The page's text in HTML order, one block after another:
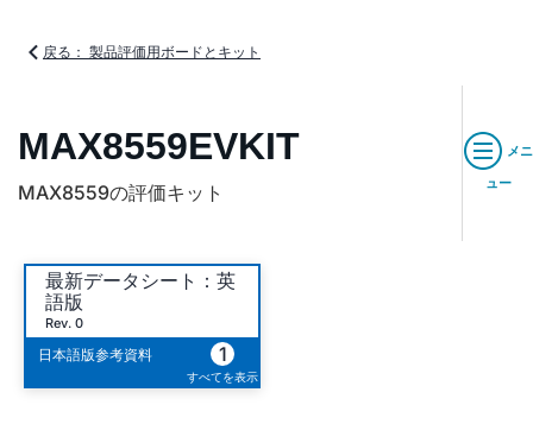
戻る： 製品評価用ボードとキット
MAX8559EVKIT
MAX8559の評価キット
メニ
ュー
最新データシート：英
語版
Rev. 0
日本語版参考資料 1
すべてを表示